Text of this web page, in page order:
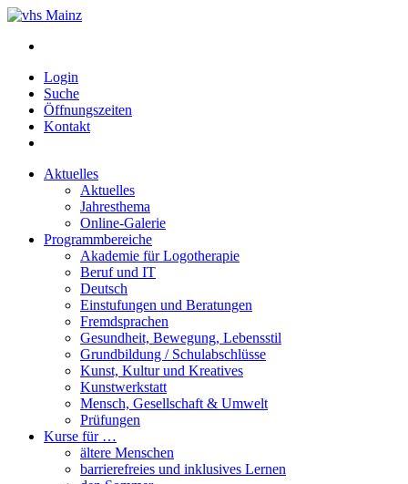
Login
Suche
Öffnungszeiten
Kontakt
Aktuelles
Aktuelles
Jahresthema
Online-Galerie
Programmbereiche
Akademie für Logotherapie
Beruf und IT
Deutsch
Einstufungen und Beratungen
Fremdsprachen
Gesundheit, Bewegung, Lebensstil
Grundbildung / Schulabschlüsse
Kunst, Kultur und Kreatives
Kunstwerkstatt
Mensch, Gesellschaft & Umwelt
Prüfungen
Kurse für …
ältere Menschen
barrierefreies und inklusives Lernen